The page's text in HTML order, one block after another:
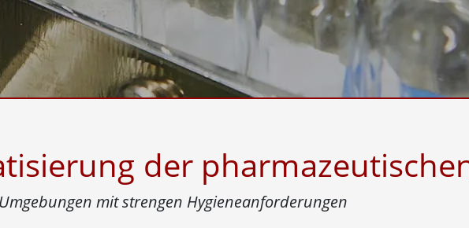
Computer
More
Panel-PCs für das
Display für das
Öl und Gas, ATEX-Klasse
Robustes Tablet in ATEX-Qualität
KI-Computer
Edge-KI-Mobilität
der
mit strengen Hygieneanforderungen